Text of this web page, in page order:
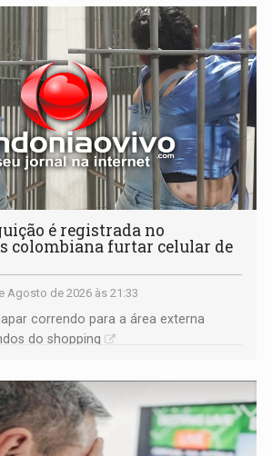
é registrada no
colombiana furtar celular de
Agosto de 2026 às 21:33
correndo para a área externa
do shopping